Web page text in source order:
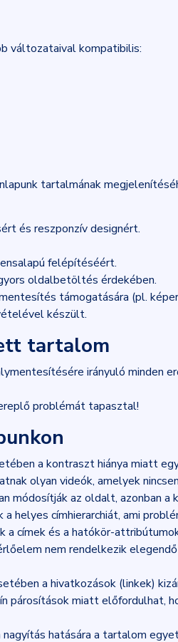
változataival kompatibilis:
tartalmának
és reszponzív designért.
felépítéséért.
oldalbetöltés érdekében.
támogatására (pl.
készült.
tartalom
irányuló
problémát tapasztal!
a kontraszt hiánya miatt
olyan videók, amelyek
módosítják az oldalt, azonban
helyes címhierarchiát, ami
a címek és a hatókör-
nem rendelkezik
a hivatkozások (linkek)
párosítások miatt előfordulhat,
hatására a tartalom